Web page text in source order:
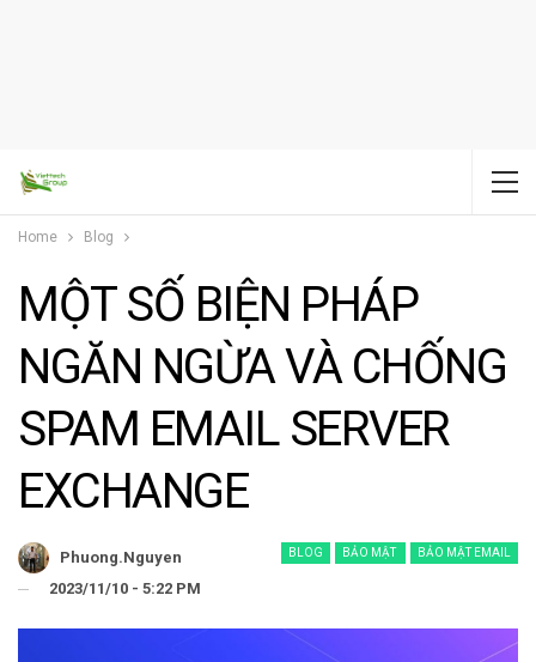
Home Blog
MỘT SỐ BIỆN PHÁP
NGĂN NGỪA VÀ CHỐNG
SPAM EMAIL SERVER
EXCHANGE
BLOG BẢO MẬT BẢO MẬT EMAIL
Phuong.nguyen
2023/11/10 - 5:22 PM